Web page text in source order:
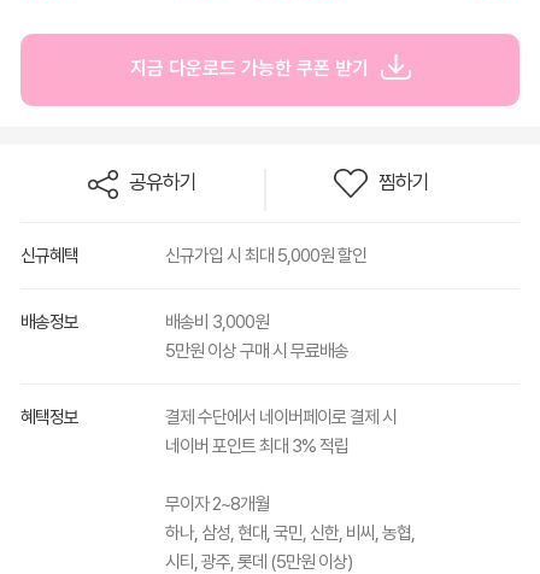
지금 다운로드 가능한 쿠폰 받기
공유하기 찜하기
신규혜택 신규가입 시 최대 5,000원 할인
배송정보
배송비 3,000원
5만원 이상 구매 시 무료배송
혜택정보
결제 수단에서 네이버페이로 결제 시
네이버 포인트 최대 3% 적립
무이자 2~8개월
하나, 삼성, 현대, 국민, 신한, 비씨, 농협,
시티, 광주, 롯데 (5만원 이상)